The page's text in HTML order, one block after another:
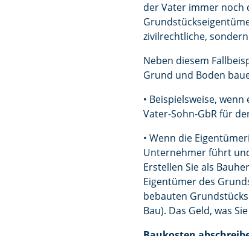
der Vater immer noch
zivilrechtliche,
Neben diesem
Grund und Boden
• Beispielsweise,
Vater-Sohn-GbR für
• Wenn die
Unternehmer führt
Erstellen Sie als
Eigentümer des
bebauten
Bau). Das Geld, was